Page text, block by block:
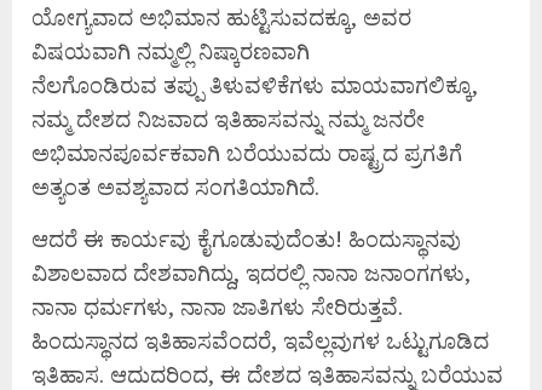
ಯೋಗ್ಯವಾದ ಅಭಿಮಾನ ಹುಟ್ಟಿಸುವದಕ್ಕೂ, ಅವರ
ವಿಷಯವಾಗಿ ನಮ್ಮಲ್ಲಿ ನಿಷ್ಕಾರಣವಾಗಿ
ನೆಲಗೊಂಡಿರುವ ತಪ್ಪು ತಿಳುವಳಿಕೆಗಳು ಮಾಯವಾಗಲಿಕ್ಕೂ,
ನಮ್ಮ ದೇಶದ ನಿಜವಾದ ಇತಿಹಾಸವನ್ನು ನಮ್ಮ ಜನರೇ
ಅಭಿಮಾನಪೂರ್ವಕವಾಗಿ ಬರೆಯುವದು ರಾಷ್ಟ್ರದ ಪ್ರಗತಿಗೆ
ಅತ್ಯಂತ ಅವಶ್ಯವಾದ ಸಂಗತಿಯಾಗಿದೆ.
ಆದರೆ ಈ ಕಾರ್ಯವು ಕೈಗೂಡುವುದೆಂತು! ಹಿಂದುಸ್ಥಾನವು
ವಿಶಾಲವಾದ ದೇಶವಾಗಿದ್ದು, ಇದರಲ್ಲಿ ನಾನಾ ಜನಾಂಗಗಳು,
ನಾನಾ ಧರ್ಮಗಳು, ನಾನಾ ಜಾತಿಗಳು ಸೇರಿರುತ್ತವೆ.
ಹಿಂದುಸ್ಥಾನದ ಇತಿಹಾಸವೆಂದರೆ, ಇವೆಲ್ಲವುಗಳ ಒಟ್ಟುಗೂಡಿದ
ಇತಿಹಾಸ. ಆದುದರಿಂದ, ಈ ದೇಶದ ಇತಿಹಾಸವನ್ನು ಬರೆಯುವ